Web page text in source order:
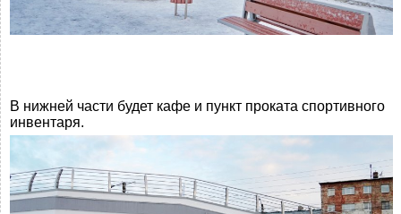
В нижней части будет кафе и пункт проката спортивного
инвентаря.